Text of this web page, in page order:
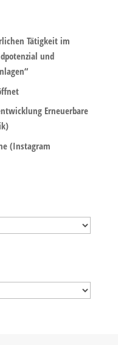
Tätigkeit im
und
Erneuerbare
(Instagram